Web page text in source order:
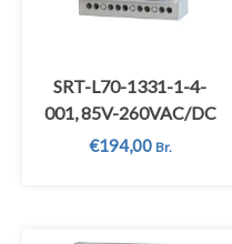
SRT-L70-1331-1-4-
001, 85V-260VAC/DC
€194,00 Br.